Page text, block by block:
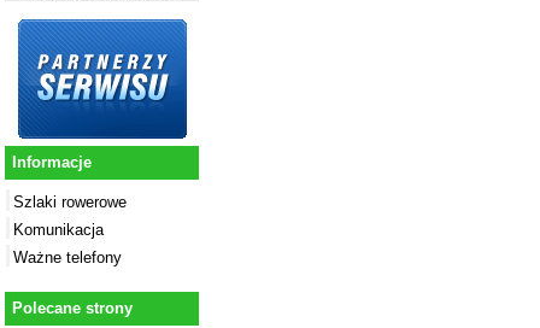
Informacje
Szlaki rowerowe
Komunikacja
Ważne telefony
Polecane strony